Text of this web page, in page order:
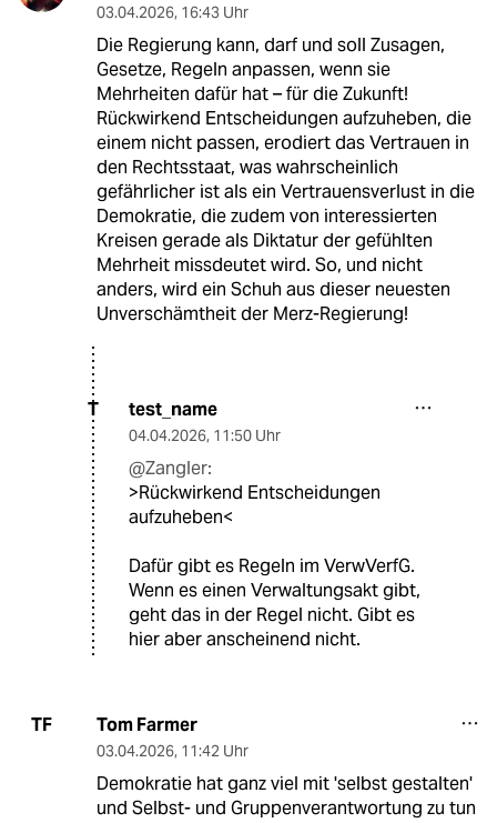
03.04.2026, 16:43 Uhr
Die Regierung kann, darf und soll Zusagen,
Gesetze, Regeln anpassen, wenn sie
Mehrheiten dafür hat – für die Zukunft!
Rückwirkend Entscheidungen aufzuheben, die
einem nicht passen, erodiert das Vertrauen in
den Rechtsstaat, was wahrscheinlich
gefährlicher ist als ein Vertrauensverlust in die
Demokratie, die zudem von interessierten
Kreisen gerade als Diktatur der gefühlten
Mehrheit missdeutet wird. So, und nicht
anders, wird ein Schuh aus dieser neuesten
Unverschämtheit der Merz-Regierung!
T test_name
04.04.2026, 11:50 Uhr
@Zangler:
>Rückwirkend Entscheidungen
aufzuheben<
Dafür gibt es Regeln im VerwVerfG.
Wenn es einen Verwaltungsakt gibt,
geht das in der Regel nicht. Gibt es
hier aber anscheinend nicht.
TF Tom Farmer
03.04.2026, 11:42 Uhr
Demokratie hat ganz viel mit 'selbst gestalten'
und Selbst- und Gruppenverantwortung zu tun